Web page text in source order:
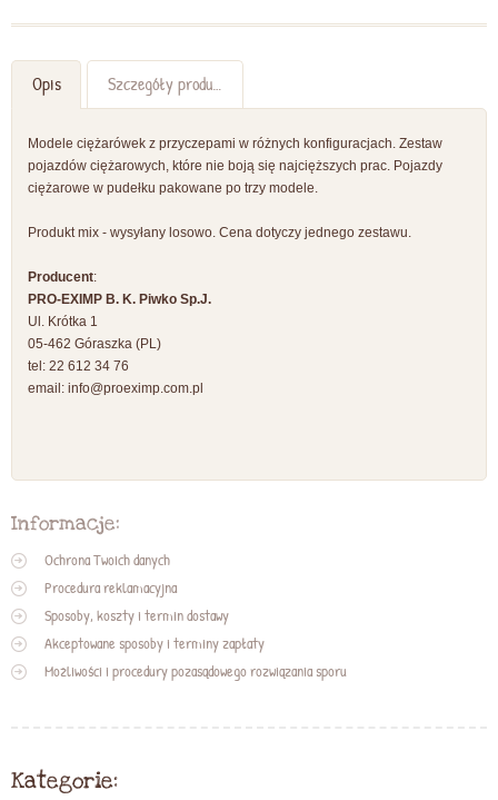
Opis Szczegóły produktu
Modele ciężarówek z przyczepami w różnych konfiguracjach. Zestaw
pojazdów ciężarowych, które nie boją się najcięższych prac. Pojazdy
ciężarowe w pudełku pakowane po trzy modele.
Produkt mix - wysyłany losowo. Cena dotyczy jednego zestawu.
Producent:
PRO-EXIMP B. K. Piwko Sp.J.
Ul. Krótka 1
05-462 Góraszka (PL)
tel: 22 612 34 76
email: info@proeximp.com.pl
Informacje:
Ochrona Twoich danych
Procedura reklamacyjna
Sposoby, koszty i termin dostawy
Akceptowane sposoby i terminy zapłaty
Możliwości i procedury pozasądowego rozwiązania sporu
Kategorie: